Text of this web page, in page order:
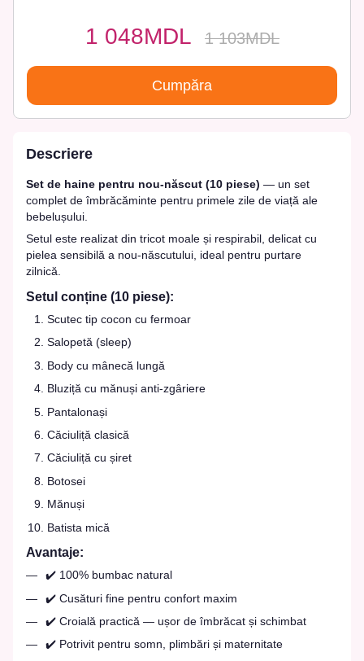
1 048MDL 1 103MDL
Cumpăra
Descriere
Set de haine pentru nou-născut (10 piese) — un set
complet de îmbrăcăminte pentru primele zile de viață ale
bebelușului.
Setul este realizat din tricot moale și respirabil, delicat cu
pielea sensibilă a nou-născutului, ideal pentru purtare
zilnică.
Setul conține (10 piese):
Scutec tip cocon cu fermoar
Salopetă (sleep)
Body cu mânecă lungă
Bluziță cu mănuși anti-zgâriere
Pantalonași
Căciuliță clasică
Căciuliță cu șiret
Botosei
Mănuși
Batista mică
Avantaje:
✔️ 100% bumbac natural
✔️ Cusături fine pentru confort maxim
✔️ Croială practică — ușor de îmbrăcat și schimbat
✔️ Potrivit pentru somn, plimbări și maternitate